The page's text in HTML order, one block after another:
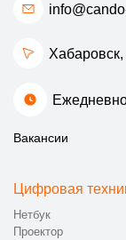
Вакансии
Цифровая
Нетбук
Проектор